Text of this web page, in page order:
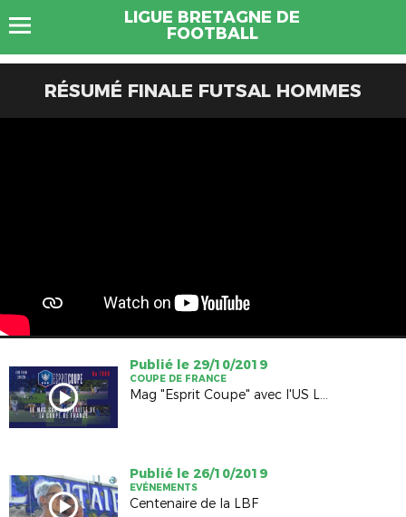
LIGUE BRETAGNE DE
FOOTBALL
RÉSUMÉ FINALE FUTSAL HOMMES
Publié le 29/10/2019
COUPE DE FRANCE
Mag "Esprit Coupe" avec l'US Liffré
Publié le 26/10/2019
EVÉNEMENTS
Centenaire de la LBF